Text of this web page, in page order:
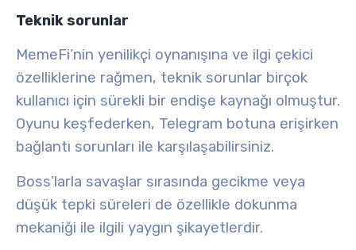
Teknik sorunlar
MemeFi’nin yenilikçi oynanışına ve ilgi çekici
özelliklerine rağmen, teknik sorunlar birçok
kullanıcı için sürekli bir endişe kaynağı olmuştur.
Oyunu keşfederken, Telegram botuna erişirken
bağlantı sorunları ile karşılaşabilirsiniz.
Boss’larla savaşlar sırasında gecikme veya
düşük tepki süreleri de özellikle dokunma
mekaniği ile ilgili yaygın şikayetlerdir.